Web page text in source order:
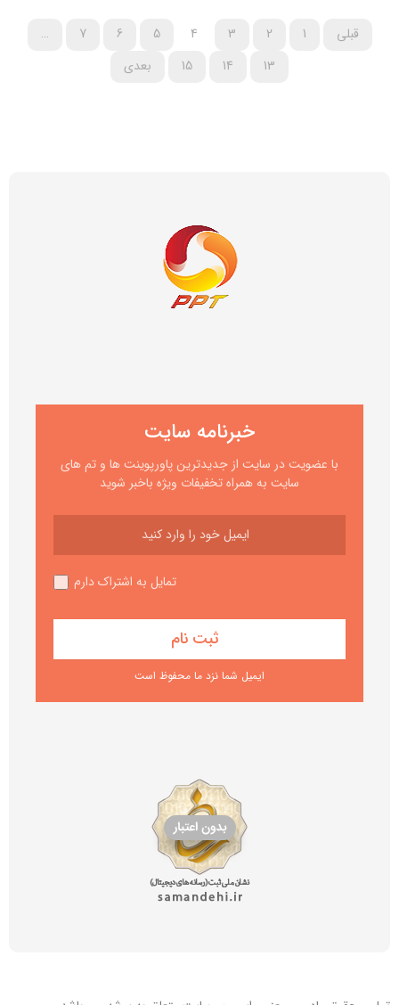
قبلی 1
2
3
4
5
6
7
…
13
14
15 بعدی
خبرنامه سایت
با عضویت در سایت از جدیدترین پاورپوینت ها و تم های
سایت به همراه تخفیفات ویژه باخبر شوید
تمایل به اشتراک دارم
ایمیل شما نزد ما محفوظ است